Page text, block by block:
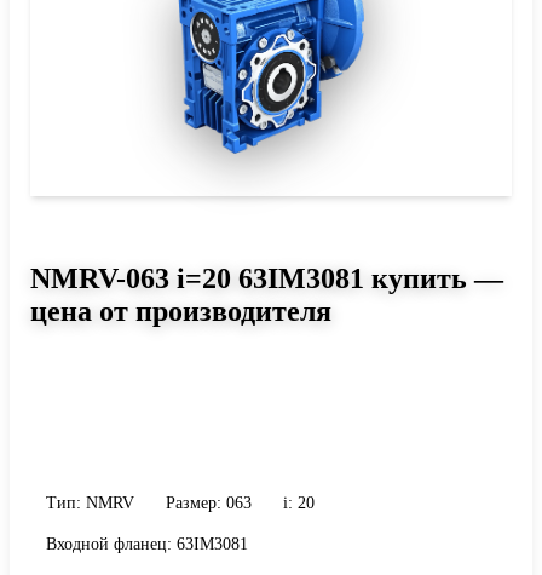
NMRV-063 i=20 63IM3081 купить —
цена от производителя
Тип: NMRV Размер: 063 i: 20
Входной фланец: 63IM3081